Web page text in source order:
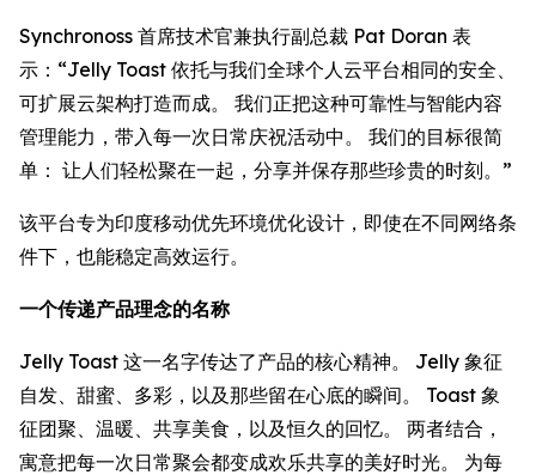
Synchronoss 首席技术官兼执行副总裁 Pat Doran 表
示：“Jelly Toast 依托与我们全球个人云平台相同的安全、
可扩展云架构打造而成。 我们正把这种可靠性与智能内容
管理能力，带入每一次日常庆祝活动中。 我们的目标很简
单： 让人们轻松聚在一起，分享并保存那些珍贵的时刻。”
该平台专为印度移动优先环境优化设计，即使在不同网络条
件下，也能稳定高效运行。
一个传递产品理念的名称
Jelly Toast 这一名字传达了产品的核心精神。 Jelly 象征
自发、甜蜜、多彩，以及那些留在心底的瞬间。 Toast 象
征团聚、温暖、共享美食，以及恒久的回忆。 两者结合，
寓意把每一次日常聚会都变成欢乐共享的美好时光。 为每